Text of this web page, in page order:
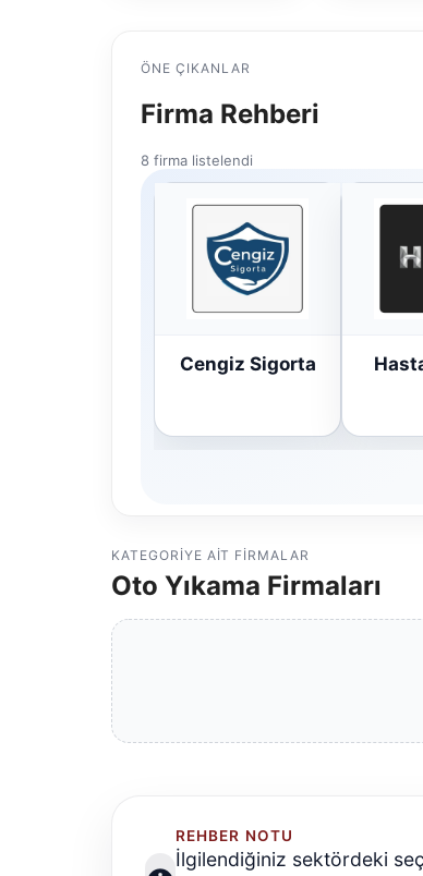
ÖNE ÇIKANLAR
Firma Rehberi
8 firma listelendi
Cengiz Sigorta
KATEGORIYE AIT FIRMALAR
Oto Yıkama Firmaları
REHBER NOTU
İlgilendiğiniz sektördeki